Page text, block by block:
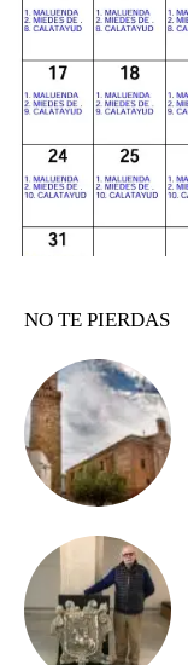
NO TE PIERDAS